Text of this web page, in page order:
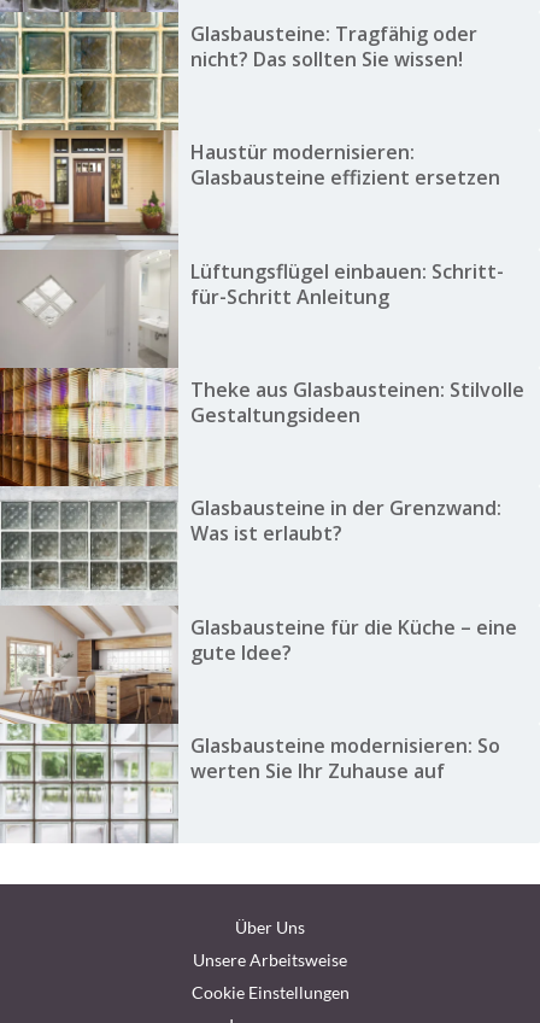
Glasbausteine: Tragfähig oder
nicht? Das sollten Sie wissen!
Haustür modernisieren:
Glasbausteine effizient ersetzen
Lüftungsflügel einbauen: Schritt-
für-Schritt Anleitung
Theke aus Glasbausteinen: Stilvolle
Gestaltungsideen
Glasbausteine in der Grenzwand:
Was ist erlaubt?
Glasbausteine für die Küche – eine
gute Idee?
Glasbausteine modernisieren: So
werten Sie Ihr Zuhause auf
Über Uns
Unsere Arbeitsweise
Cookie Einstellungen